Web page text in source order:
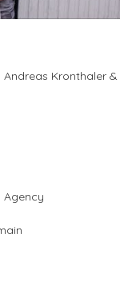
Kronthaler &
Agency